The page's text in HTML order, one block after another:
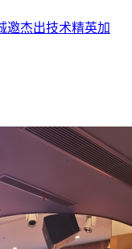
邀杰出技术精英加